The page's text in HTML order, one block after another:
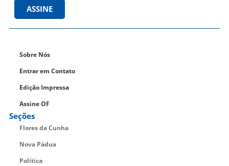
ASSINE
Sobre Nós
Entrar em Contato
Edição Impressa
Assine OF
Seções
Flores da Cunha
Nova Pádua
Política